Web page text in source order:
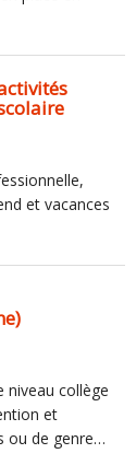
et vacances
niveau collège
et
ou de genre…